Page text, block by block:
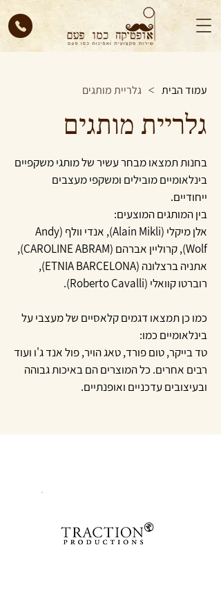
עמוד הבית > גלריית מותגים
גלריית מותגים
בחנות תמצאו מבחר עשיר של מותגי משקפיים
בינלאומיים מובילים ומשקפי מעצבים
ייחודיים.
בין המותגים המוצעים:
אלן מיקלי (Alain Mikli), אנדי וולף (Andy
Wolf), קרוליין אברהם (CAROLINE ABRAM),
אתניה ברצלונה (ETNIA BARCELONA),
רוברטו קוואלי (Roberto Cavalli).
כמו כן תמצאו דגמים קלאסיים של מעצבי על
בינלאומיים כמו:
טד בייקר, טום פורד, טאג הויר, פול אנד ג'ו ועוד
רבים אחרים. כל המוצרים הם באיכות גבוהה
ובעיצובים עדכניים ואופנתיים.